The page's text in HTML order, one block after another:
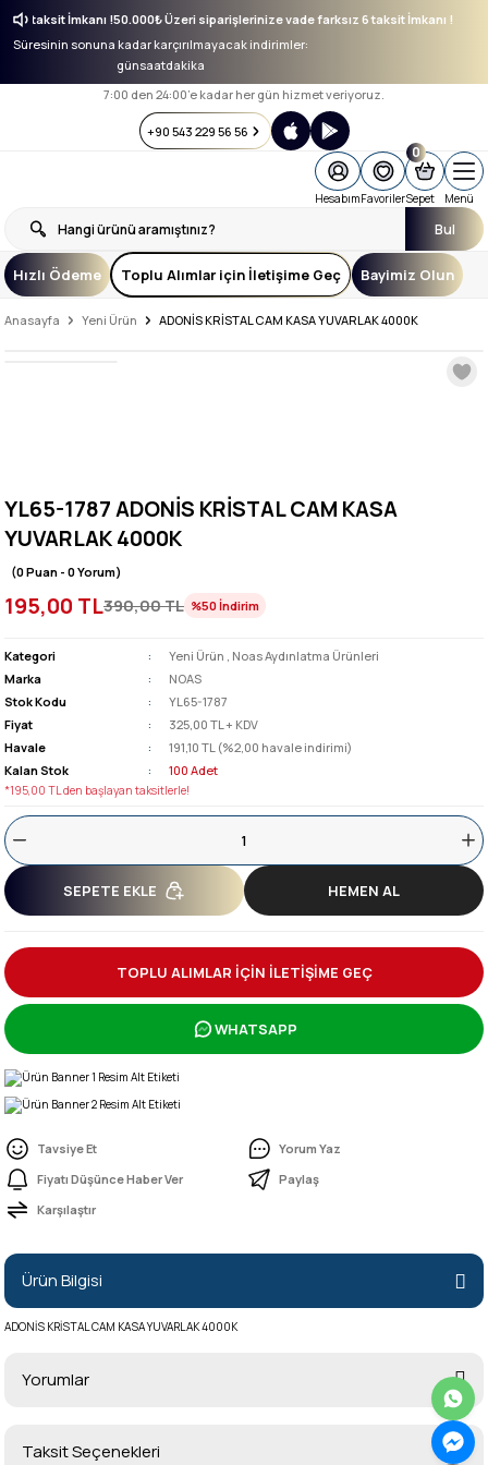
6 taksit İmkanı !50.000₺ Üzeri siparişlerinize vade farksız 6 taksit İmkanı !
Süresinin sonuna kadar karçırılmayacak indirimler:
günsaatdakika
7:00 den 24:00’e kadar her gün hizmet veriyoruz.
+90 543 229 56 56
Bul
HesabımFavoriler
0
Sepet Menü
Hızlı Ödeme Toplu Alımlar için İletişime Geç Bayimiz Olun
Anasayfa Yeni Ürün ADONİS KRİSTAL CAM KASA YUVARLAK 4000K
YL65-1787 ADONİS KRİSTAL CAM KASA
YUVARLAK 4000K
(0 Puan - 0 Yorum)
195,00 TL390,00 TL %50İndirim
Kategori Yeni Ürün , Noas Aydınlatma Ürünleri
Marka
NOAS
Stok Kodu
YL65-1787
Fiyat
325,00 TL + KDV
Havale
191,10 TL (%2,00 havale indirimi)
Kalan Stok
100 Adet
*195,00 TL den başlayan taksitlerle!
SEPETE EKLE HEMEN AL
TOPLU ALIMLAR İÇİN İLETİŞİME GEÇ
WHATSAPP
Tavsiye Et
Yorum Yaz
Fiyatı Düşünce Haber Ver
Paylaş
Karşılaştır
Ürün Bilgisi
ADONİS KRİSTAL CAM KASA YUVARLAK 4000K
Yorumlar
Taksit Seçenekleri